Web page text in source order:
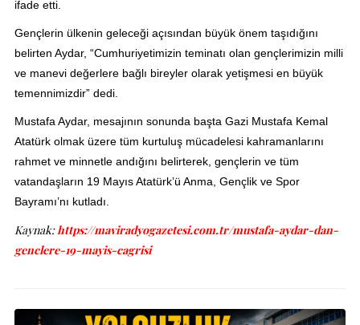
ifade etti.
Gençlerin ülkenin geleceği açısından büyük önem taşıdığını
belirten Aydar, “Cumhuriyetimizin teminatı olan gençlerimizin milli
ve manevi değerlere bağlı bireyler olarak yetişmesi en büyük
temennimizdir” dedi.
Mustafa Aydar, mesajının sonunda başta Gazi Mustafa Kemal
Atatürk olmak üzere tüm kurtuluş mücadelesi kahramanlarını
rahmet ve minnetle andığını belirterek, gençlerin ve tüm
vatandaşların 19 Mayıs Atatürk’ü Anma, Gençlik ve Spor
Bayramı’nı kutladı.
Kaynak:https://maviradyogazetesi.com.tr/mustafa-aydar-dan-
genclere-19-mayis-cagrisi